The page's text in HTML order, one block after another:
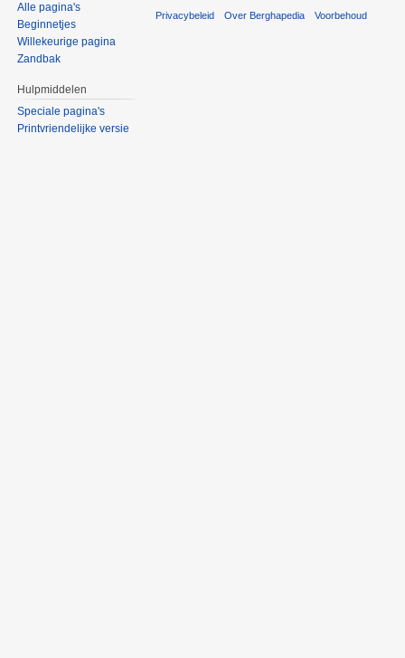
Alle pagina's
Beginnetjes
Willekeurige pagina
Zandbak
Hulpmiddelen
Speciale pagina's
Printvriendelijke versie
Privacybeleid Over Berghapedia Voorbehoud